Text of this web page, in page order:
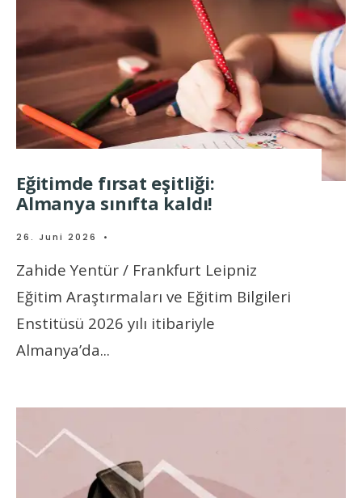
Eğitimde fırsat eşitliği:
Almanya sınıfta kaldı!
26. Juni 2026 •
Zahide Yentür / Frankfurt Leipniz
Eğitim Araştırmaları ve Eğitim Bilgileri
Enstitüsü 2026 yılı itibariyle
Almanya’da...